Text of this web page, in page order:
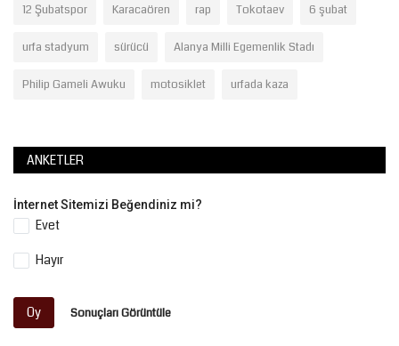
12 Şubatspor Karacaören rap Tokotaev 6 şubat
urfa stadyum sürücü Alanya Milli Egemenlik Stadı
Philip Gameli Awuku motosiklet urfada kaza
ANKETLER
İnternet Sitemizi Beğendiniz mi?
Evet
Hayır
Oy Sonuçları Görüntüle